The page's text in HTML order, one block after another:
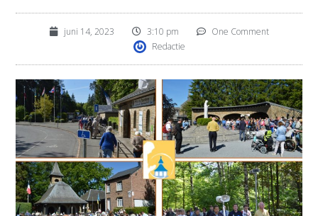
juni 14, 2023 3:10 pm
One Comment
Redactie